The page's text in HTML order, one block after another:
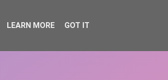
DONEAZĂ ARTICOLE CONTACT
LEARN MORE GOT IT